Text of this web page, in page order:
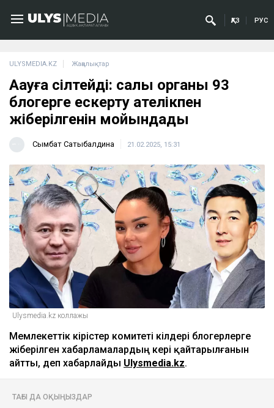
ҚАЗ РУС
ULYSMEDIA.KZ Жаңалықтар
Ақауға сілтейді: салық органы 93
блогерге ескерту қателікпен
жіберілгенін мойындады
Сымбат Сатыбалдина 21.02.2025, 15:31
Ulysmedia.kz коллажы
Мемлекеттік кірістер комитеті өкілдері блогерлерге
жіберілген хабарламалардың кері қайтарылғанын
айтты, деп хабарлайды Ulysmedia.kz.
ТАҒЫ ДА ОҚЫҢЫЗДАР